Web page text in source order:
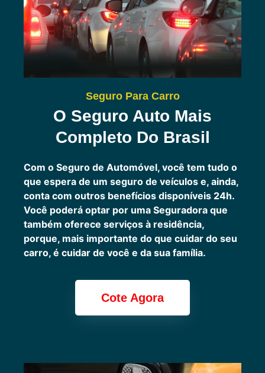
Seguro Para Carro
O Seguro Auto Mais
Completo Do Brasil
Com o Seguro de Automóvel, você tem tudo o
que espera de um seguro de veículos e, ainda,
conta com outros benefícios disponíveis 24h.
Você poderá optar por uma Seguradora que
também oferece serviços à residência,
porque, mais importante do que cuidar do seu
carro, é cuidar de você e da sua família.
Cote Agora